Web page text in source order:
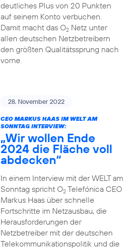
deutliches Plus von 20 Punkten
auf seinem Konto verbuchen.
Damit macht das O2Netz unter
allen deutschen Netzbetreibern
den größten Qualitätssprung nach
vorne.
28. November 2022
CEO MARKUS HAAS IM WELT AM
SONNTAG INTERVIEW:
„Wir wollen Ende
2024 die Fläche voll
abdecken“
In einem Interview mit der WELT am
Sonntag spricht O2Telefónica CEO
Markus Haas über schnelle
Fortschritte im Netzausbau, die
Herausforderungen der
Netzbetreiber mit der deutschen
Telekommunikationspolitik und die